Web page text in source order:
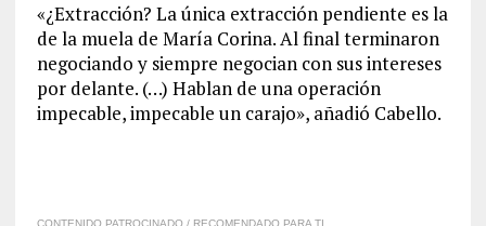
«¿Extracción? La única extracción pendiente es la
de la muela de María Corina. Al final terminaron
negociando y siempre negocian con sus intereses
por delante. (…) Hablan de una operación
impecable, impecable un carajo», añadió Cabello.
CONTENIDO PATROCINADO / RECOMENDADO PARA TI